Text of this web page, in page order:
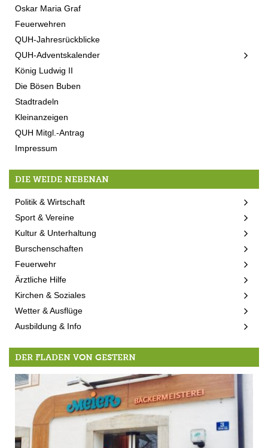
Oskar Maria Graf
Feuerwehren
QUH-Jahresrückblicke
QUH-Adventskalender
König Ludwig II
Die Bösen Buben
Stadtradeln
Kleinanzeigen
QUH Mitgl.-Antrag
Impressum
DIE WEIDE NEBENAN
Politik & Wirtschaft
Sport & Vereine
Kultur & Unterhaltung
Burschenschaften
Feuerwehr
Ärztliche Hilfe
Kirchen & Soziales
Wetter & Ausflüge
Ausbildung & Info
DER FLADEN VON GESTERN